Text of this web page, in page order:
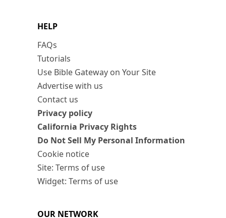
HELP
FAQs
Tutorials
Use Bible Gateway on Your Site
Advertise with us
Contact us
Privacy policy
California Privacy Rights
Do Not Sell My Personal Information
Cookie notice
Site: Terms of use
Widget: Terms of use
OUR NETWORK